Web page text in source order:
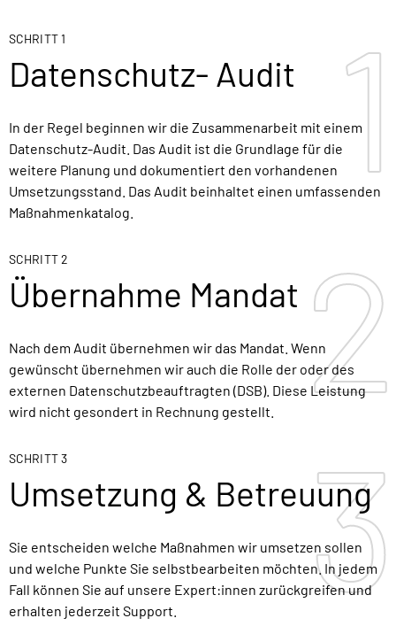
1
1
SCHRITT 1
Datenschutz- Audit
In der Regel beginnen wir die Zusammenarbeit mit einem
Datenschutz-Audit. Das Audit ist die Grundlage für die
weitere Planung und dokumentiert den vorhandenen
Umsetzungsstand. Das Audit beinhaltet einen umfassenden
Maßnahmenkatalog.
2
2
SCHRITT 2
Übernahme Mandat
Nach dem Audit übernehmen wir das Mandat. Wenn
gewünscht übernehmen wir auch die Rolle der oder des
externen Datenschutzbeauftragten (DSB). Diese Leistung
wird nicht gesondert in Rechnung gestellt.
3
3
SCHRITT 3
Umsetzung & Betreuung
Sie entscheiden welche Maßnahmen wir umsetzen sollen
und welche Punkte Sie selbstbearbeiten möchten. In jedem
Fall können Sie auf unsere Expert:innen zurückgreifen und
erhalten jederzeit Support.